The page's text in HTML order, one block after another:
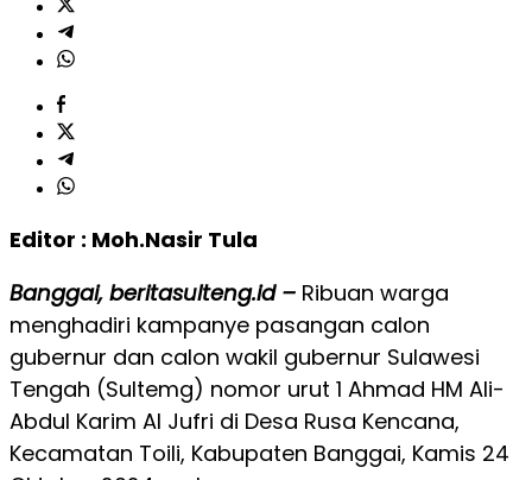
Editor : Moh.Nasir Tula
Banggai, beritasulteng.id – Ribuan warga
menghadiri kampanye pasangan calon
gubernur dan calon wakil gubernur Sulawesi
Tengah (Sultemg) nomor urut 1 Ahmad HM Ali-
Abdul Karim Al Jufri di Desa Rusa Kencana,
Kecamatan Toili, Kabupaten Banggai, Kamis 24